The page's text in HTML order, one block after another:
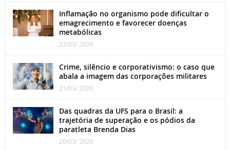
Inflamação no organismo pode dificultar o
emagrecimento e favorecer doenças
metabólicas
23/03/ 2026
Crime, silêncio e corporativismo: o caso que
abala a imagem das corporações militares
21/03/ 2026
Das quadras da UFS para o Brasil: a
trajetória de superação e os pódios da
paratleta Brenda Dias
20/03/ 2026